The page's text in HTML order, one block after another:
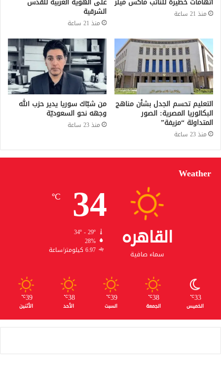
منذ 21 ساعة الشرقية
منذ 21 ساعة
التعليم تحسم الجدل بشأن مناهج
البكالوريا المصرية: الصور
المتداولة “مزيفة”
منذ 23 ساعة
من شبّاك سوريا يدير حزب الله
وجهه نحو السعوديّة
منذ 23 ساعة
Weather
القاهره
سماء صافية
34
℃
34º - 29º
28%
6.97 كيلومتر/ساعة
33
℃
الخميس
38
℃
الجمعة
39
℃
السبت
38
℃
الأحد
39
℃
الأثنين